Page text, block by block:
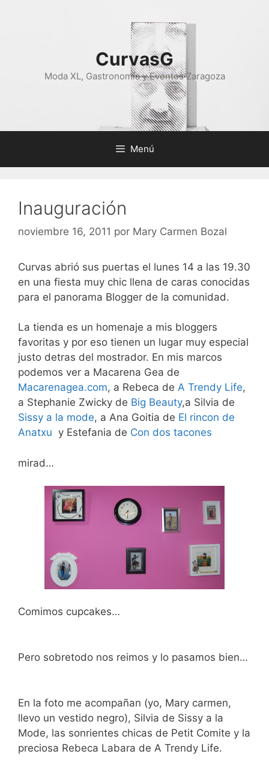
CurvasG
Moda XL, Gastronomía y Eventos Zaragoza
Menú
Inauguración
noviembre 16, 2011 por Mary Carmen Bozal
Curvas abrió sus puertas el lunes 14 a las 19.30
en una fiesta muy chic llena de caras conocidas
para el panorama Blogger de la comunidad.
La tienda es un homenaje a mis bloggers
favoritas y por eso tienen un lugar muy especial
justo detras del mostrador. En mis marcos
podemos ver a Macarena Gea de
Macarenagea.com, a Rebeca de A Trendy Life,
a Stephanie Zwicky de Big Beauty,a Silvia de
Sissy a la mode, a Ana Goitia de El rincon de
Anatxu y Estefania de Con dos tacones
mirad…
Comimos cupcakes…
Pero sobretodo nos reimos y lo pasamos bien…
En la foto me acompañan (yo, Mary carmen,
llevo un vestido negro), Silvia de Sissy a la
Mode, las sonrientes chicas de Petit Comite y la
preciosa Rebeca Labara de A Trendy Life.